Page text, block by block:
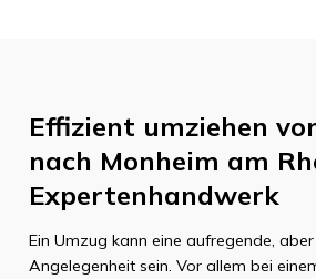
Effizient umziehen
nach Monheim am
Expertenhandwerk
Ein Umzug kann eine aufregende,
Angelegenheit sein. Vor allem bei